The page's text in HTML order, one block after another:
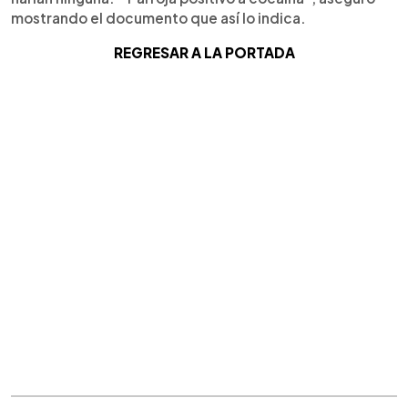
mostrando el documento que así lo indica.
REGRESAR A LA PORTADA